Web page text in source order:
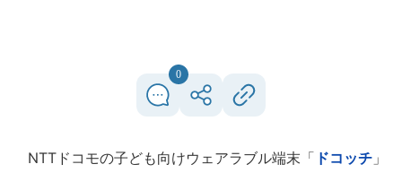
0
NTTドコモの子ども向けウェアラブル端末「 ドコッチ 」